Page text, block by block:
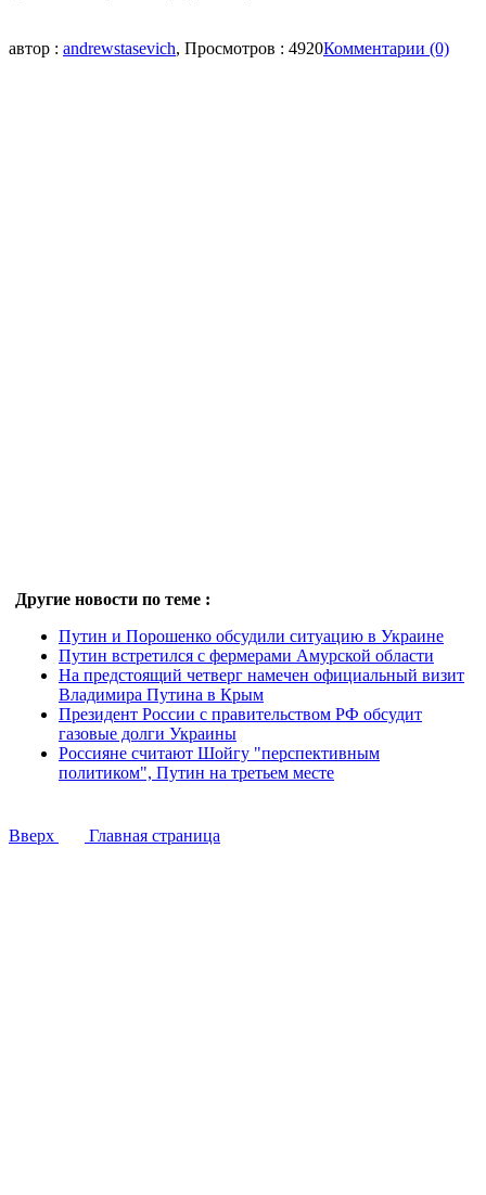
автор : andrewstasevich, Просмотров : 4920Комментарии (0)
Другие новости по теме :
Путин и Порошенко обсудили ситуацию в Украине
Путин встретился с фермерами Амурской области
На предстоящий четверг намечен официальный визит
Владимира Путина в Крым
Президент России с правительством РФ обсудит
газовые долги Украины
Россияне считают Шойгу "перспективным
политиком", Путин на третьем месте
Вверх Главная страница